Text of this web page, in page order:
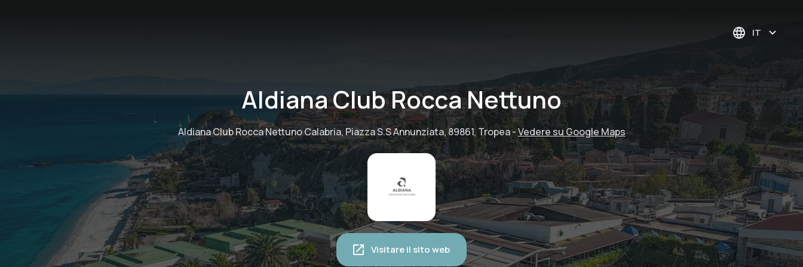
IT
Aldiana Club Rocca Nettuno
Aldiana Club Rocca Nettuno Calabria, Piazza S.S Annunziata, 89861, Tropea-Vedere su Google Maps
Visitare il sito web